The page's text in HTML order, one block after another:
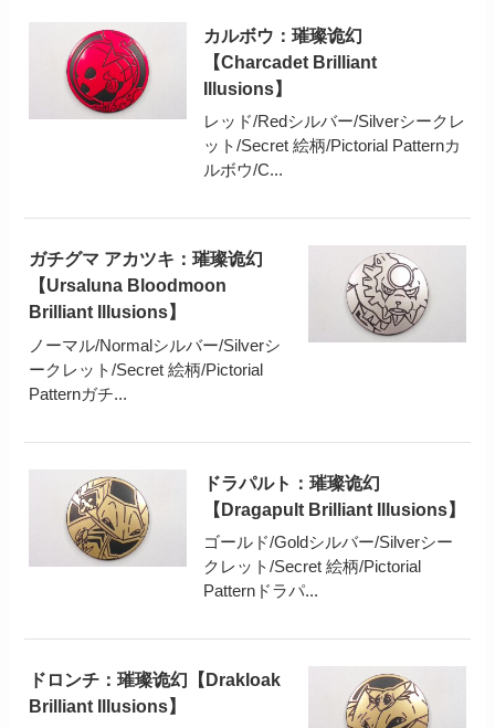
カルボウ：璀璨诡幻
【Charcadet Brilliant
Illusions】
レッド/Redシルバー/Silverシークレ
ット/Secret 絵柄/Pictorial Patternカ
ルボウ/C...
ガチグマ アカツキ：璀璨诡幻
【Ursaluna Bloodmoon
Brilliant Illusions】
ノーマル/Normalシルバー/Silverシ
ークレット/Secret 絵柄/Pictorial
Patternガチ...
ドラパルト：璀璨诡幻
【Dragapult Brilliant Illusions】
ゴールド/Goldシルバー/Silverシー
クレット/Secret 絵柄/Pictorial
Patternドラパ...
ドロンチ：璀璨诡幻【Drakloak
Brilliant Illusions】